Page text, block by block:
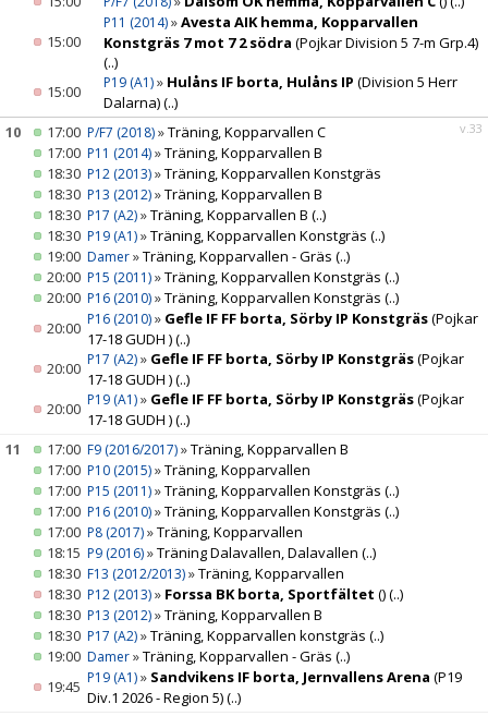
15:00
P11 (2014)»Avesta AIK hemma, Kopparvallen
Konstgräs 7 mot 7 2 södra (Pojkar Division 5 7-m Grp.4)
(..)
15:00
P19 (A1)» Hulåns IF borta, Hulåns IP (Division 5 Herr
Dalarna)(..)
v.33
10 17:00 P/F7 (2018)»Träning, Kopparvallen C
17:00 P11 (2014)»Träning, Kopparvallen B
18:30 P12 (2013)»Träning, Kopparvallen Konstgräs
18:30 P13 (2012)»Träning, Kopparvallen B
18:30 P17 (A2)»Träning, Kopparvallen B (..)
18:30 P19 (A1)»Träning, Kopparvallen Konstgräs (..)
19:00 Damer»Träning, Kopparvallen - Gräs (..)
20:00 P15 (2011)»Träning, Kopparvallen Konstgräs (..)
20:00 P16 (2010)»Träning, Kopparvallen Konstgräs (..)
20:00 P16 (2010)» Gefle IF FF borta, Sörby IP Konstgräs(Pojkar
17-18 GUDH )(..)
20:00 P17 (A2)» Gefle IF FF borta, Sörby IP Konstgräs(Pojkar
17-18 GUDH )(..)
20:00 P19 (A1)» Gefle IF FF borta, Sörby IP Konstgräs(Pojkar
17-18 GUDH )(..)
11
17:00 F9 (2016/2017)»Träning, Kopparvallen B
17:00 P10 (2015)»Träning, Kopparvallen
17:00 P15 (2011)»Träning, Kopparvallen Konstgräs (..)
17:00 P16 (2010)»Träning, Kopparvallen Konstgräs (..)
17:00 P8 (2017)»Träning, Kopparvallen
18:15 P9 (2016)»Träning Dalavallen, Dalavallen (..)
18:30 F13 (2012/2013)»Träning, Kopparvallen
18:30 P12 (2013)» Forssa BK borta, Sportfältet ()(..)
18:30 P13 (2012)»Träning, Kopparvallen B
18:30 P17 (A2)»Träning, Kopparvallen konstgräs (..)
19:00 Damer»Träning, Kopparvallen - Gräs (..)
19:45 P19 (A1)» Sandvikens IF borta, Jernvallens Arena (P19
Div.1 2026 - Region 5)(..)